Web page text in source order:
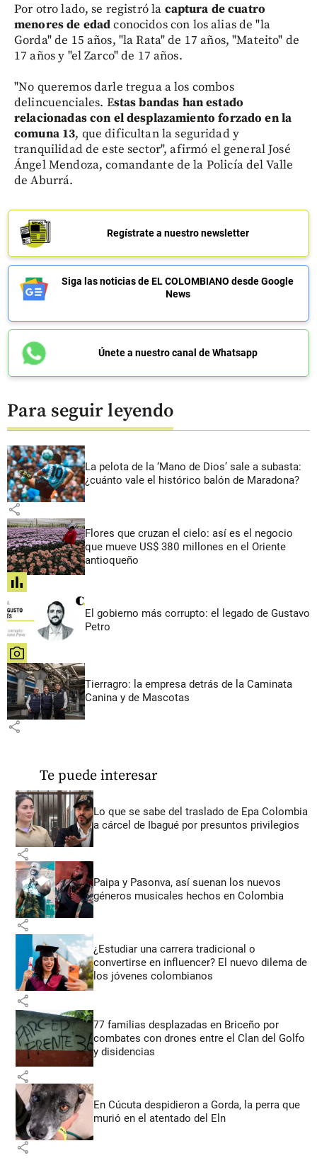
Por otro lado, se registró la captura de cuatro
menores de edadconocidos con los alias de "la
Gorda" de 15 años, "la Rata" de 17 años, "Mateito" de
17 años y "el Zarco" de 17 años.
"No queremos darle tregua a los combos
delincuenciales. Estas bandas han estado
relacionadas con el desplazamiento forzado en la
comuna 13, que dificultan la seguridad y
tranquilidad de este sector", afirmó el general José
Ángel Mendoza, comandante de la Policía del Valle
de Aburrá.
Regístrate a nuestro newsletter
Siga las noticias de EL COLOMBIANO desde Google
News
Únete a nuestro canal de Whatsapp
Para seguir leyendo
La pelota de la ‘Mano de Dios’ sale a subasta:
¿cuánto vale el histórico balón de Maradona?
share
Flores que cruzan el cielo: así es el negocio
que mueve US$ 380 millones en el Oriente
antioqueño
share
El gobierno más corrupto: el legado de Gustavo
Petro
share
Tierragro: la empresa detrás de la Caminata
Canina y de Mascotas
share
Te puede interesar
Lo que se sabe del traslado de Epa Colombia
a cárcel de Ibagué por presuntos privilegios
share
Paipa y Pasonva, así suenan los nuevos
géneros musicales hechos en Colombia
share
¿Estudiar una carrera tradicional o
convertirse en influencer? El nuevo dilema de
los jóvenes colombianos
share
77 familias desplazadas en Briceño por
combates con drones entre el Clan del Golfo
y disidencias
share
En Cúcuta despidieron a Gorda, la perra que
murió en el atentado del Eln
share